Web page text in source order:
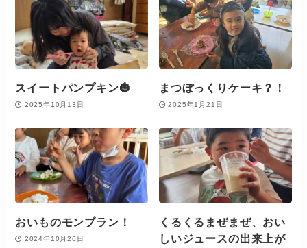
スイートパンプキン🎃
2025年10月13日
まつぼっくりケーキ？！
2025年1月21日
おいものモンブラン！
2024年10月26日
くるくるまぜまぜ、おい
しいジュースの出来上が